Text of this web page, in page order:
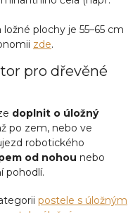
ložné plochy je 55–65 cm
zde.
pro dřevěné
doplnit o úložný
po zem, nebo ve
robotického
od nohou nebo
pohodlí.
postele s úložným